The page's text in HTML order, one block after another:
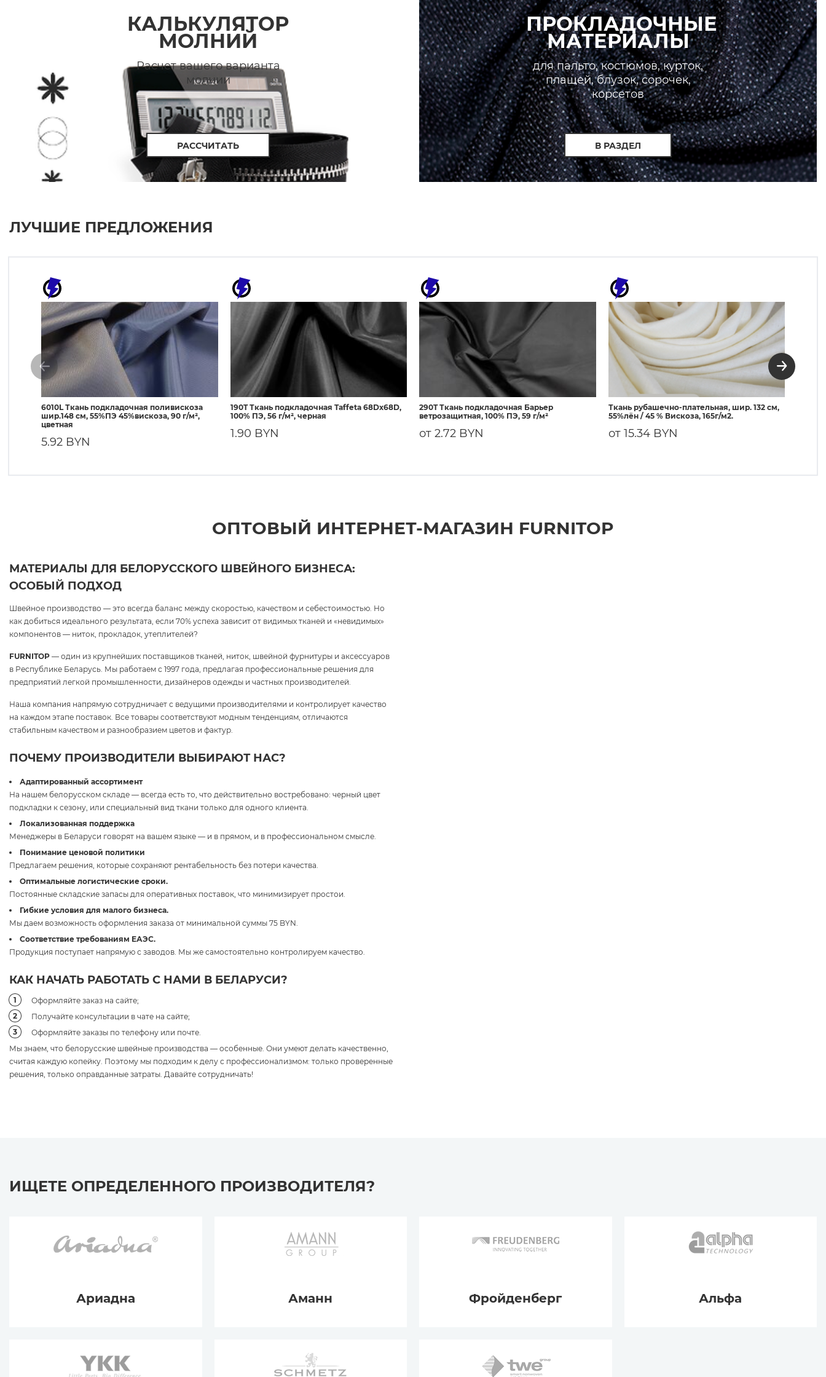
КАЛЬКУЛЯТОР
МОЛНИЙ
Расчет вашего варианта
молнии
РАССЧИТАТЬ
ПРОКЛАДОЧНЫЕ
МАТЕРИАЛЫ
для пальто, костюмов, курток,
плащей, блузок, сорочек,
корсетов
В РАЗДЕЛ
ЛУЧШИЕ ПРЕДЛОЖЕНИЯ
6010L Ткань подкладочная поливискоза
шир.148 см, 55%ПЭ 45%вискоза, 90 г/м²,
цветная
5.92 BYN
190T Ткань подкладочная Taffeta 68Dх68D,
100% ПЭ, 56 г/м², черная
1.90 BYN
290T Ткань подкладочная Барьер
ветрозащитная, 100% ПЭ, 59 г/м²
от 2.72 BYN
Ткань рубашечно-плательная, шир. 132 см,
55%лён / 45 % Вискоза, 165г/м2.
от 15.34 BYN
ОПТОВЫЙ ИНТЕРНЕТ-МАГАЗИН FURNITOP
МАТЕРИАЛЫ ДЛЯ БЕЛОРУССКОГО ШВЕЙНОГО БИЗНЕСА:
ОСОБЫЙ ПОДХОД
Швейное производство — это всегда баланс между скоростью, качеством и себестоимостью. Но
как добиться идеального результата, если 70% успеха зависит от видимых тканей и «невидимых»
компонентов — ниток, прокладок, утеплителей?
FURNITOP — один из крупнейших поставщиков тканей, ниток, швейной фурнитуры и аксессуаров
в Республике Беларусь. Мы работаем с 1997 года, предлагая профессиональные решения для
предприятий легкой промышленности, дизайнеров одежды и частных производителей.
Наша компания напрямую сотрудничает с ведущими производителями и контролирует качество
на каждом этапе поставок. Все товары соответствуют модным тенденциям, отличаются
стабильным качеством и разнообразием цветов и фактур.
ПОЧЕМУ ПРОИЗВОДИТЕЛИ ВЫБИРАЮТ НАС?
Адаптированный ассортимент
На нашем белорусском складе — всегда есть то, что действительно востребовано: черный цвет
подкладки к сезону, или специальный вид ткани только для одного клиента.
Локализованная поддержка
Менеджеры в Беларуси говорят на вашем языке — и в прямом, и в профессиональном смысле.
Понимание ценовой политики
Предлагаем решения, которые сохраняют рентабельность без потери качества.
Оптимальные логистические сроки.
Постоянные складские запасы для оперативных поставок, что минимизирует простои.
Гибкие условия для малого бизнеса.
Мы даем возможность оформления заказа от минимальной суммы 75 BYN.
Соответствие требованиям ЕАЭС.
Продукция поступает напрямую с заводов. Мы же самостоятельно контролируем качество.
КАК НАЧАТЬ РАБОТАТЬ С НАМИ В БЕЛАРУСИ?
Оформляйте заказ на сайте;
Получайте консультации в чате на сайте;
Оформляйте заказы по телефону или почте.
Мы знаем, что белорусские швейные производства — особенные. Они умеют делать качественно,
считая каждую копейку. Поэтому мы подходим к делу с профессионализмом: только проверенные
решения, только оправданные затраты. Давайте сотрудничать!
ИЩЕТЕ ОПРЕДЕЛЕННОГО ПРОИЗВОДИТЕЛЯ?
Ариадна Аманн Фройденберг Альфа